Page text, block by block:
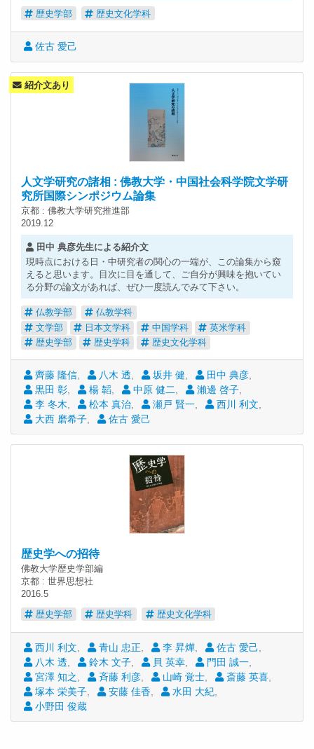
歴史学部 歴史文化学科
佐古 愛己
人文学研究の諸相 : 佛教大学・中国社会科学院文学研
究所国際シンポジウム論集
京都 : 佛教大学研究推進部
2019.12
田中 典彦先生による紹介文
現時点における日・中研究者の関心の一端が、この論集から窺
えると思います。目次に目を通して、ご自分が興味を抱いてい
る分野の論文があれば、ぜひ一度読んでみて下さい。
仏教学部
仏教学科
文学部
日本文学科 中国学科
英米学科
歴史学部
歴史学科 歴史文化学科
齊藤 隆信 八木 透 坂井 健
田中 典彦
黒田 彰
楊 韜 中原 健二
瀨邊 啓子
李 冬木
松本 真治 瀬戸 賢一
西川 利文
大西 磨希子
佐古 愛己
紹介文あり
歴史学への招待
佛教大学歴史学部編
京都 : 世界思想社
2016.5
歴史学部 歴史学科 歴史文化学科
西川 利文 青山 忠正 李 昇燁
佐古 愛己
八木 透
鈴木 文子 貝 英幸
門田 誠一
宮澤 知之
斉藤 利彦 山崎 覚士
斎藤 英喜
塚本 栄美子
安藤 佳香
水田 大紀
小野田 俊蔵